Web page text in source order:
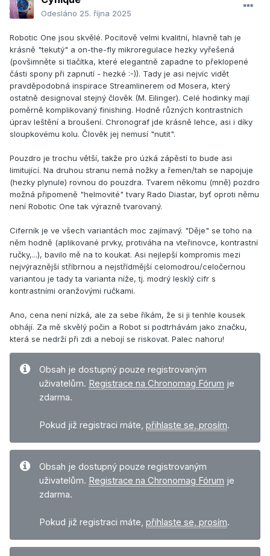
Odesláno 25. října 2025
Robotic One jsou skvělé. Pocitově velmi kvalitní, hlavně tah je
krásně "tekutý" a on-the-fly mikroregulace hezky vyřešená
(povšimněte si tlačítka, které elegantně zapadne to překlopené
části spony při zapnutí - hezké :-)). Tady je asi nejvíc vidět
pravděpodobná inspirace Streamlinerem od Mosera, který
ostatně designoval stejný člověk (M. Eilinger). Celé hodinky mají
poměrně komplikovaný finishing. Hodně různých kontrastních
úprav leštění a broušení. Chronograf jde krásně lehce, asi i díky
sloupkovému kolu. Člověk jej nemusí "nutit".
Pouzdro je trochu větší, takže pro úzká zápěstí to bude asi
limitující. Na druhou stranu nemá nožky a řemen/tah se napojuje
(hezky plynule) rovnou do pouzdra. Tvarem někomu (mně) pozdro
možná připomeně "helmovité" tvary Rado Diastar, byť oproti němu
není Robotic One tak výrazně tvarovaný.
Ciferník je ve všech variantách moc zajímavý. "Děje" se toho na
něm hodně (aplikované prvky, protiváha na vteřinovce, kontrastní
ručky,...), bavilo mě na to koukat. Asi nejlepší kompromis mezi
nejvýraznější stříbrnou a nejstřídmější celomodrou/celočernou
variantou je tady ta varianta níže, tj. modrý lesklý cifr s
kontrastními oranžovými ručkami.
Ano, cena není nízká, ale za sebe říkám, že si ji tenhle kousek
obhájí. Za mě skvělý počin a Robot si podtrhávám jako značku,
která se nedrží při zdi a nebojí se riskovat. Palec nahoru!
Obsah je dostupný pouze registrovaným
uživatelům. Registrace na Chronomag Fórum je
zdarma.
Pokud již registraci máte, přihlaste se, prosím.
Obsah je dostupný pouze registrovaným
uživatelům. Registrace na Chronomag Fórum je
zdarma.
Pokud již registraci máte, přihlaste se, prosím.